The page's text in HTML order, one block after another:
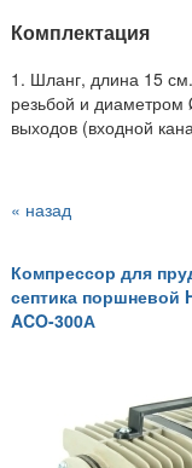
Комплектация
1. Шланг, длина 15
резьбой и диаметром
выходов (входной
« назад
Компрессор для
септика поршневой
ACO-300А